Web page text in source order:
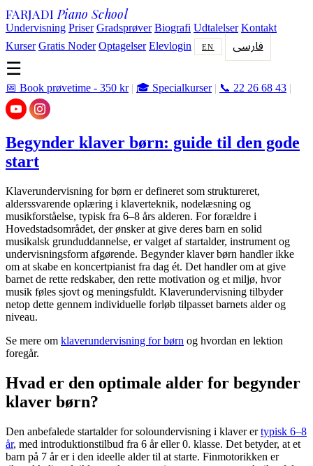
FARJADI Piano School
Undervisning Priser Gradsprøver Biografi Udtalelser Kontakt
Kurser Gratis Noder Optagelser Elevlogin EN فارسی
☰
📅 Book prøvetime - 350 kr | 🎓 Specialkurser | 📞 22 26 68 43 |
Begynder klaver børn: guide til den gode
start
Klaverundervisning for børn er defineret som struktureret,
alderssvarende oplæring i klaverteknik, nodelæsning og
musikforståelse, typisk fra 6–8 års alderen. For forældre i
Hovedstadsområdet, der ønsker at give deres barn en solid
musikalsk grunduddannelse, er valget af startalder, instrument og
undervisningsform afgørende. Begynder klaver børn handler ikke
om at skabe en koncertpianist fra dag ét. Det handler om at give
barnet de rette redskaber, den rette motivation og et miljø, hvor
musik føles sjovt og meningsfuldt. Klaverundervisning tilbyder
netop dette gennem individuelle forløb tilpasset barnets alder og
niveau.
Se mere om klaverundervisning for børn og hvordan en lektion
foregår.
Hvad er den optimale alder for begynder
klaver børn?
Den anbefalede startalder for soloundervisning i klaver ertypisk 6–8
år, med introduktionstilbud fra 6 år eller 0. klasse. Det betyder, at et
barn på 7 år er i den ideelle alder til at starte. Finmotorikken er